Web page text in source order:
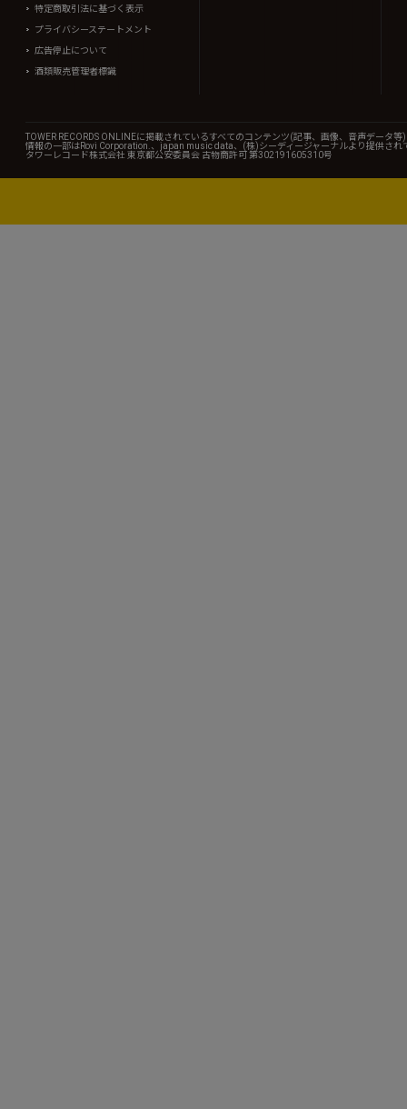
特定商取引法に基づく表示
プライバシーステートメント
広告停止について
酒類販売管理者標識
TOWER RECORDS ONLINEに掲載されているすべてのコンテンツ(記事、画像、音声データ
情報の一部はRovi Corporation.、japan music data、(株)シーディージャーナルより提供され
タワーレコード株式会社 東京都公安委員会 古物商許可 第302191605310号